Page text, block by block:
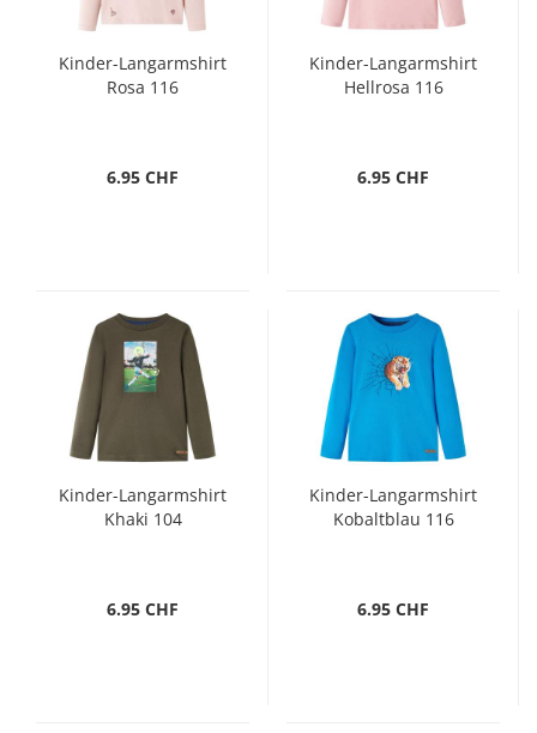
Kinder-Langarmshirt
Rosa 116
6.95 CHF
Kinder-Langarmshirt
Hellrosa 116
6.95 CHF
Kinder-Langarmshirt
Khaki 104
6.95 CHF
Kinder-Langarmshirt
Kobaltblau 116
6.95 CHF